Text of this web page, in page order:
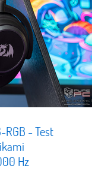
RGB - Test
Hz